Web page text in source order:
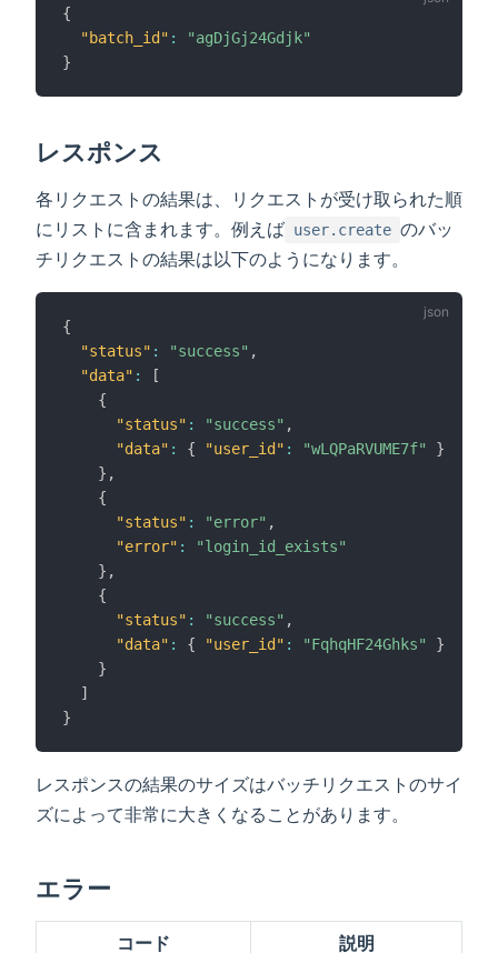
{
"batch_id" :
"agDjGj24Gdjk"
}
レスポンス
各リクエストの結果は、リクエストが受け取られた順
にリストに含まれます。例えば user.create のバッ
チリクエストの結果は以下のようになります。
{
"status" : "success" ,
"data" :
[
{
"status" : "success" ,
"data" : { "user_id" : "wLQPaRVUME7f"
}
} ,
{
"status" : "error" ,
"error" :
"login_id_exists"
} ,
{
"status" : "success" ,
"data" : { "user_id" : "FqhqHF24Ghks"
}
}
]
}
レスポンスの結果のサイズはバッチリクエストのサイ
ズによって非常に大きくなることがあります。
エラー
コード 説明